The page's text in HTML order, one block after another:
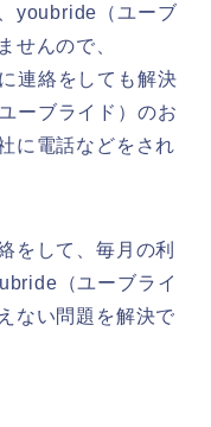
youbride（ユーブ
せんので、
連絡をしても解決
ーブライド）のお
に電話などをされ
をして、毎月の利
（ユーブライ
ない問題を解決で